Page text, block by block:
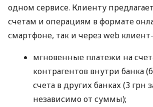
одном сервисе. Клиенту
счетам и операциям в формате
смартфоне, так и через web
мгновенные платежи на
контрагентов внутри банка
счета в других банках (3 грн
независимо от суммы);